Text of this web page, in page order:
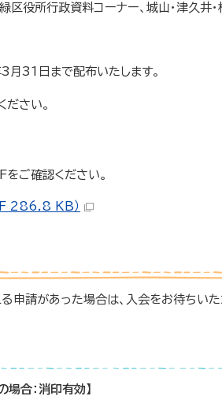
区役所行政資料コーナー、城山・津久井・
月31日まで配布いたします。
さい。
をご確認ください。
286.8 KB）
申請があった場合は、入会をお待ちい
合：消印有効】